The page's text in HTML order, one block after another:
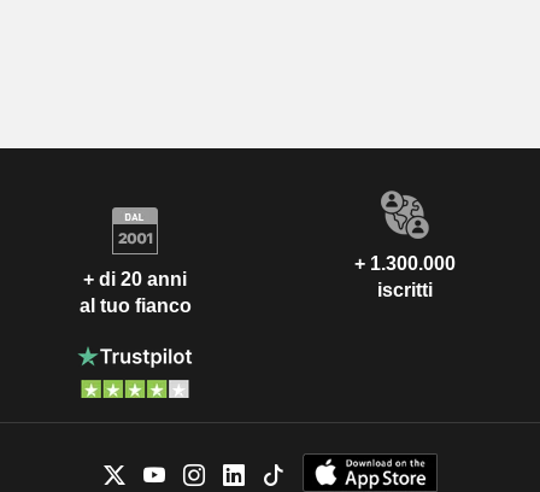
+ di 20 anni
al tuo fianco
+ 1.300.000
iscritti